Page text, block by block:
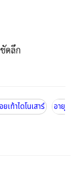
ดลึก
เท้าไดโนเสาร์
อายุ